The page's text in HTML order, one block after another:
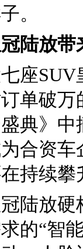
。
陆放带
座
单破
典》
合资
持续攀
陆放
的“智